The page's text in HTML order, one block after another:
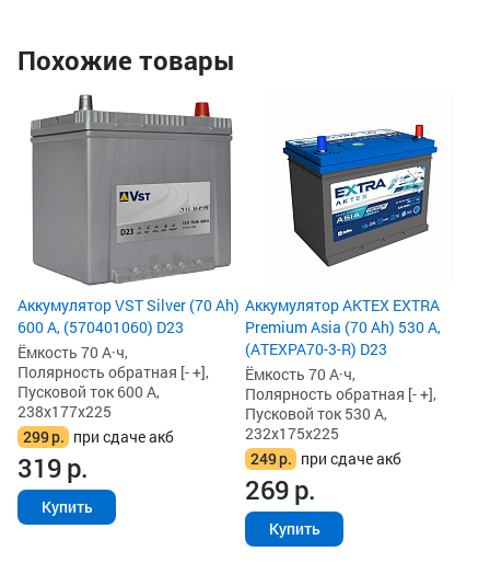
Похожие товары
Аккумулятор VST Silver (70 Ah)
600 А, (570401060) D23
Ёмкость 70 А·ч,
Полярность обратная [- +],
Пусковой ток 600 А,
238x177x225
299р. при сдаче акб
319р.
Купить
Аккумулятор AKTEX EXTRA
Premium Asia (70 Ah) 530 А,
(ATEXPA70-3-R) D23
Ёмкость 70 А·ч,
Полярность обратная [- +],
Пусковой ток 530 А,
232x175x225
249р. при сдаче акб
269р.
Купить